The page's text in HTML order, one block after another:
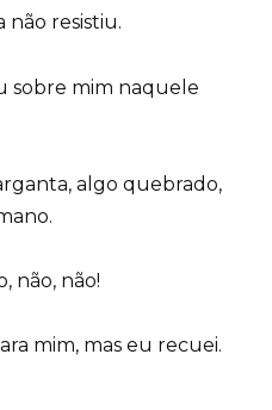
não resistiu.
sobre mim naquele
algo quebrado,
não, não!
mim, mas eu recuei.